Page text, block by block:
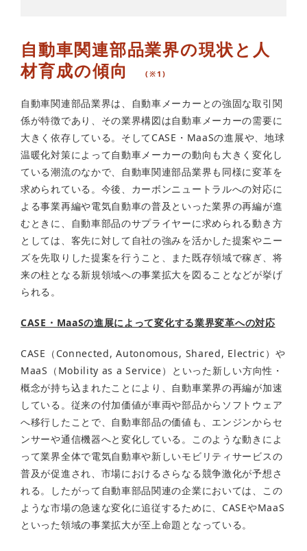
自動車関連部品業界の現状と人
材育成の傾向 (※1)
自動車関連部品業界は、自動車メーカーとの強固な取引関
係が特徴であり、その業界構図は自動車メーカーの需要に
大きく依存している。そしてCASE・MaaSの進展や、地球
温暖化対策によって自動車メーカーの動向も大きく変化し
ている潮流のなかで、自動車関連部品業界も同様に変革を
求められている。今後、カーボンニュートラルへの対応に
よる事業再編や電気自動車の普及といった業界の再編が進
むときに、自動車部品のサプライヤーに求められる動き方
としては、客先に対して自社の強みを活かした提案やニー
ズを先取りした提案を行うこと、また既存領域で稼ぎ、将
来の柱となる新規領域への事業拡大を図ることなどが挙げ
られる。
CASE・MaaSの進展によって変化する業界変革への対応
CASE（Connected, Autonomous, Shared, Electric）や
MaaS（Mobility as a Service）といった新しい方向性・
概念が持ち込まれたことにより、自動車業界の再編が加速
している。従来の付加価値が車両や部品からソフトウェア
へ移行したことで、自動車部品の価値も、エンジンからセ
ンサーや通信機器へと変化している。このような動きによ
って業界全体で電気自動車や新しいモビリティサービスの
普及が促進され、市場におけるさらなる競争激化が予想さ
れる。したがって自動車部品関連の企業においては、この
ような市場の急速な変化に追従するために、CASEやMaaS
といった領域の事業拡大が至上命題となっている。